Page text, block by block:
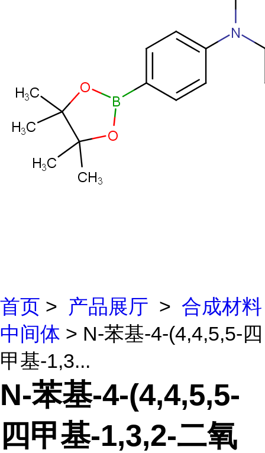
首页 > 产品展厅 > 合成材料
中间体 > N-苯基-4-(4,4,5,5-四
甲基-1,3...
N-苯基-4-(4,4,5,5-
四甲基-1,3,2-二氧